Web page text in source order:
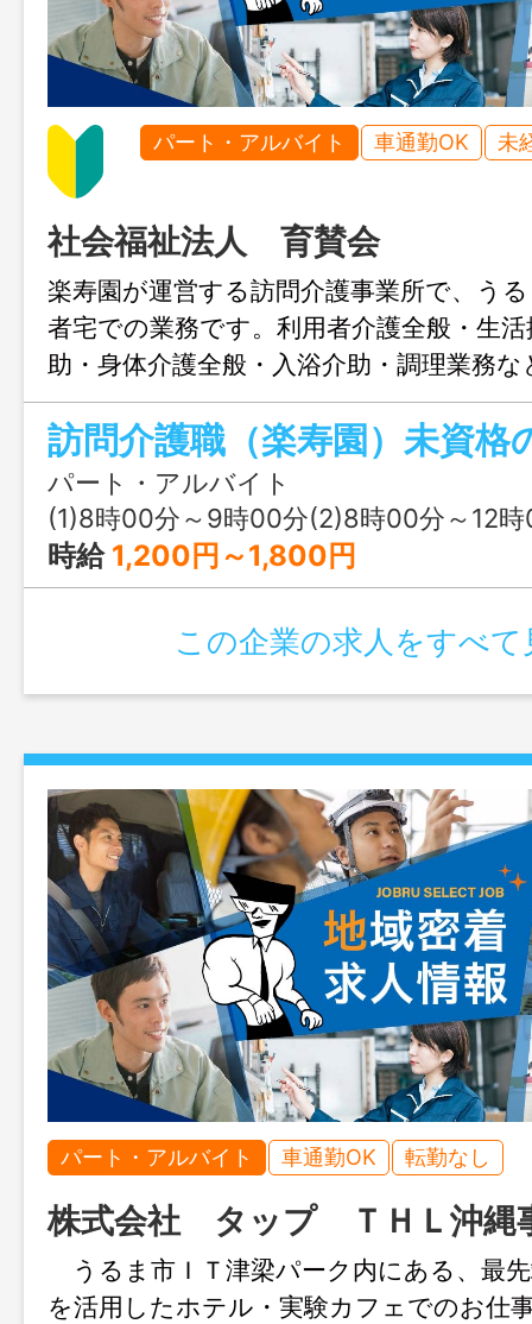
パート・アルバイト 車通勤OK 未
社会福祉法人 育賛会
楽寿園が運営する訪問介護事業所で、う
者宅での業務です。利用者介護全般・生
助・身体介護全般・入浴介助・調理業務
り社用車、自己所有車を使用（基本・訪
帰） （自己所有車使用の場合は、車両運
給） ※勤務時間、曜日はお気軽にご相談
い。 ※資格をお持ちでない方でヘル
る方、資格取得について相談可能です。
下さい。 「変更範囲：無し」
パート・アルバイト
(1)8時00分～9時00分(2)8時00分～12
時給 1,200円～1,800円
この企業の求人をすべて
パート・アルバイト 車通勤OK 転勤なし
株式会社 タップ ＴＨＬ沖縄
うるま市ＩＴ津梁パーク内にある、最
を活用したホテル・実験カフェでのお仕